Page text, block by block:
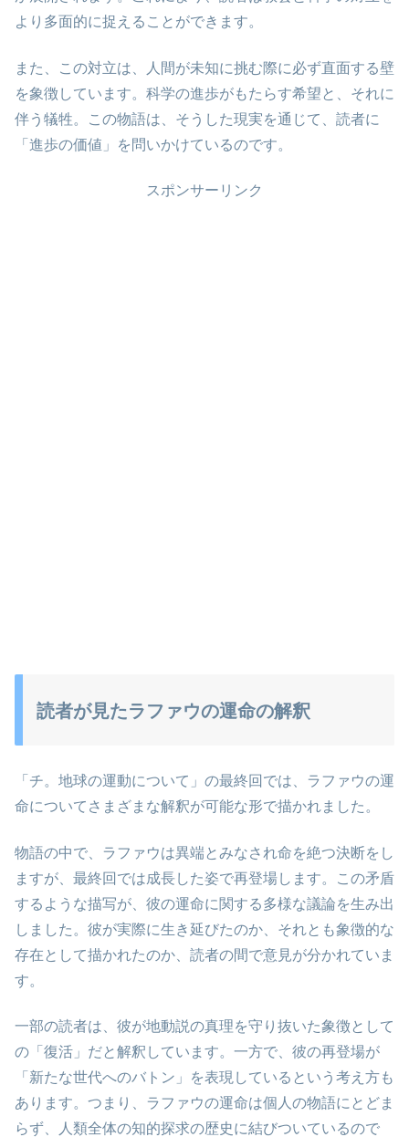
より多面的に捉えることができます。
また、この対立は、人間が未知に挑む際に必ず直面する壁
を象徴しています。科学の進歩がもたらす希望と、それに
伴う犠牲。この物語は、そうした現実を通じて、読者に
「進歩の価値」を問いかけているのです。
スポンサーリンク
読者が見たラファウの運命の解釈
「チ。地球の運動について」の最終回では、ラファウの運
命についてさまざまな解釈が可能な形で描かれました。
物語の中で、ラファウは異端とみなされ命を絶つ決断をし
ますが、最終回では成長した姿で再登場します。この矛盾
するような描写が、彼の運命に関する多様な議論を生み出
しました。彼が実際に生き延びたのか、それとも象徴的な
存在として描かれたのか、読者の間で意見が分かれていま
す。
一部の読者は、彼が地動説の真理を守り抜いた象徴として
の「復活」だと解釈しています。一方で、彼の再登場が
「新たな世代へのバトン」を表現しているという考え方も
あります。つまり、ラファウの運命は個人の物語にとどま
らず、人類全体の知的探求の歴史に結びついているので